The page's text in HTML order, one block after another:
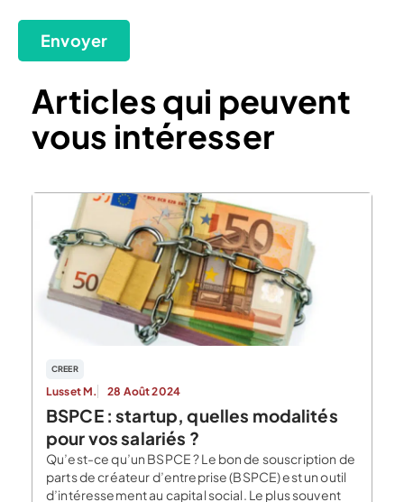
Envoyer
Articles qui peuvent
vous intéresser
CREER
Lusset M. 28 Août 2024
BSPCE : startup, quelles modalités
pour vos salariés ?
Qu’est-ce qu’un BSPCE ? Le bon de souscription de
parts de créateur d’entreprise (BSPCE) est un outil
d’intéressement au capital social. Le plus souvent